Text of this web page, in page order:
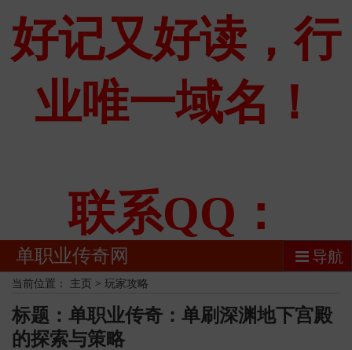
单职业传奇网 导航
当前位置： 主页 > 玩家攻略
标题：单职业传奇：单刷深渊地下宫殿
的探索与策略